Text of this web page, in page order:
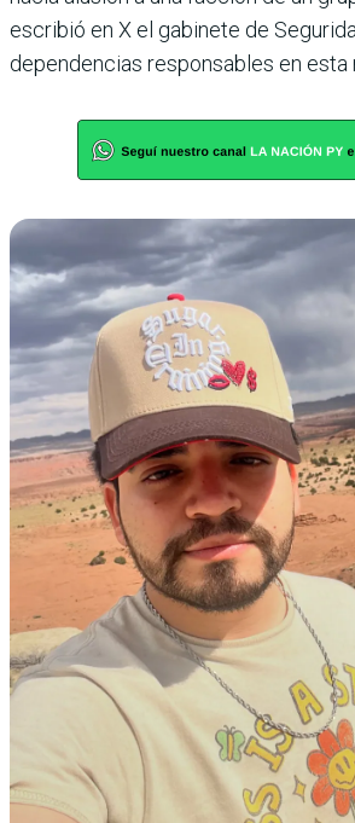
escribió en X el gabinete de
dependencias responsables en esta